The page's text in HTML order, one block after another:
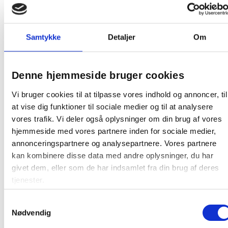
Samtykke Detaljer Om
Denne hjemmeside bruger cookies
Vi bruger cookies til at tilpasse vores indhold og annoncer, til
at vise dig funktioner til sociale medier og til at analysere
vores trafik. Vi deler også oplysninger om din brug af vores
hjemmeside med vores partnere inden for sociale medier,
annonceringspartnere og analysepartnere. Vores partnere
kan kombinere disse data med andre oplysninger, du har
givet dem, eller som de har indsamlet fra din brug af deres
tjenester.
Nødvendig
Alfabet fordelt på 21 skilleblade.
Forsynet med trykt kartonforblad med Strong-Line®
hulforstærkning.
Format: A5
Materiale: Plast
Farve: Hvid med sorte bogstaver
På lager: 13 sæt
Farve: Hvid
Oprindelsesland:
Producent: Elba